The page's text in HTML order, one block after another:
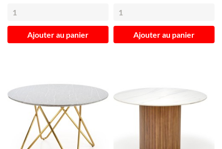
Ajouter au panier Ajouter au panier